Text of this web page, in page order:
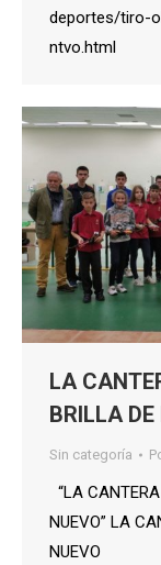
deportes/tiro-
ntvo.html
LA
BRILLA DE
Sin categoría
“LA
NUEVO” LA
NUEVO